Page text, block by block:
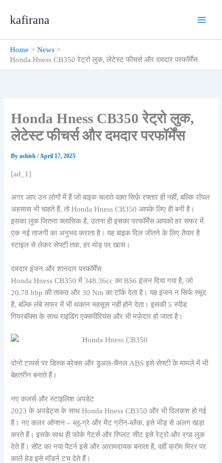
kafirana
Home
News
Honda Hness CB350 रेट्रो लुक, लेटेस्ट फीचर्स और दमदार परफॉर्मेंस
Honda Hness CB350 रेट्रो लुक,
लेटेस्ट फीचर्स और दमदार परफॉर्मेंस
Byashish/April 17, 2025
[ad_1]
अगर आप उन लोगों में हैं जो बाइक चलाते वक़्त सिर्फ़ रफ्तार ही नहीं, बल्कि रॉयल
अहसास भी चाहते हैं, तो Honda Hness CB350 आपके लिए ही बनी है।
इसका लुक जितना क्लासिक है, उतना ही इसका परफॉर्मेंस आपको हर सफर में
एक नई ताजगी का अनुभव कराता है। यह बाइक दिल जीतने के लिए तैयार है
स्टाइल से लेकर सेफ्टी तक, हर मोड़ पर खास।
दमदार इंजन और शानदार परफॉर्मेंस
Honda Hness CB350 में 348.36cc का BS6 इंजन दिया गया है, जो
20.78 bhp की ताकत और 30 Nm का टॉर्क देता है। यह इंजन न सिर्फ स्मूद
है, बल्कि लंबे सफर में भी थकान महसूस नहीं होने देता। इसकी 5 स्पीड
गियरबॉक्स के साथ राइडिंग एक्सपीरियंस और भी मज़ेदार हो जाता है।
दोनो टायर्स पर डिस्क ब्रेक्स और डुअल-चैनल ABS इसे सेफ्टी के मामले में भी
बेहतरीन बनाते हैं।
नए कलर्स और स्टाइलिश अपडेट
2023 के अपडेट्स के साथ Honda Hness CB350 और भी दिलकश हो गई
है। नए कलर ऑप्शन – ब्लू-ग्रे और मैट ग्रीन-ब्लैक, इसे भीड़ से अलग खड़ा
करते हैं। इसके साथ ही फोर्क गेटर्स और स्प्लिट सीट इसे रेट्रो और रग्ड लुक
देते हैं। सीट का नया पैटर्न इसे और आरामदायक बनाता है, वहीं क्रोम मिरर पर
काले हेड इसे मॉडर्न टच देते हैं।